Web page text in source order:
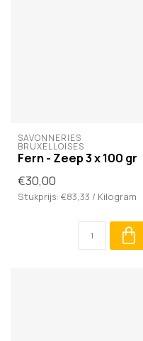
SAVONNERIES
BRUXELLOISES
Fern - Zeep 3 x 100 gr
€30,00
Stukprijs: €83,33 / Kilogram